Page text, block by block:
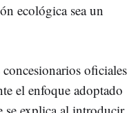
ecológica sea un
oficiales
el enfoque adoptado